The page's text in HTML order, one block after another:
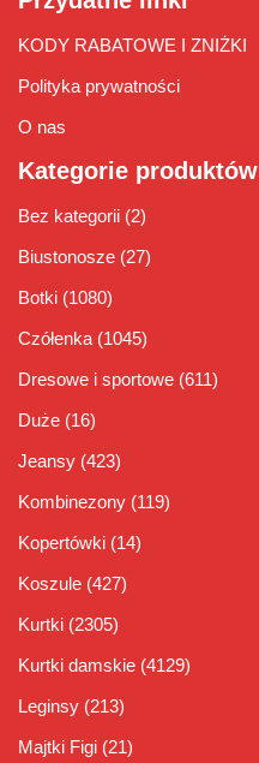
KODY RABATOWE I ZNIŻKI
Polityka prywatności
O nas
Kategorie produktów
Bez kategorii (2)
Biustonosze (27)
Botki (1080)
Czółenka (1045)
Dresowe i sportowe (611)
Duże (16)
Jeansy (423)
Kombinezony (119)
Kopertówki (14)
Koszule (427)
Kurtki (2305)
Kurtki damskie (4129)
Leginsy (213)
Majtki Figi (21)